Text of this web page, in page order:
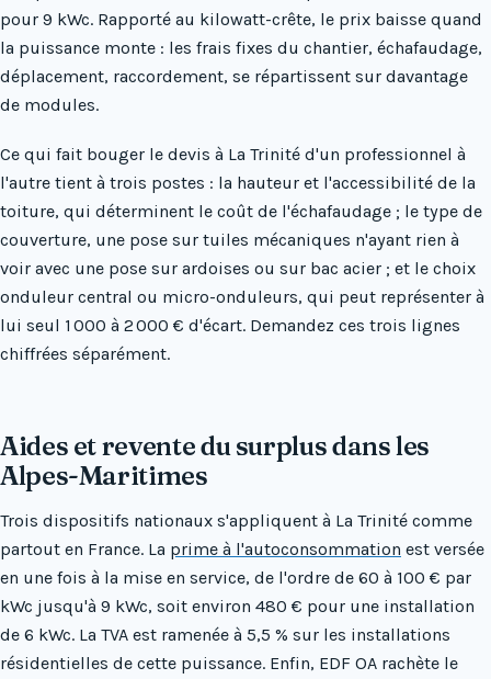
pour 9 kWc. Rapporté au kilowatt-crête, le prix baisse quand
la puissance monte : les frais fixes du chantier, échafaudage,
déplacement, raccordement, se répartissent sur davantage
de modules.
Ce qui fait bouger le devis à La Trinité d'un professionnel à
l'autre tient à trois postes : la hauteur et l'accessibilité de la
toiture, qui déterminent le coût de l'échafaudage ; le type de
couverture, une pose sur tuiles mécaniques n'ayant rien à
voir avec une pose sur ardoises ou sur bac acier ; et le choix
onduleur central ou micro-onduleurs, qui peut représenter à
lui seul 1 000 à 2 000 € d'écart. Demandez ces trois lignes
chiffrées séparément.
Aides et revente du surplus dans les
Alpes-Maritimes
Trois dispositifs nationaux s'appliquent à La Trinité comme
partout en France. La prime à l'autoconsommation est versée
en une fois à la mise en service, de l'ordre de 60 à 100 € par
kWc jusqu'à 9 kWc, soit environ 480 € pour une installation
de 6 kWc. La TVA est ramenée à 5,5 % sur les installations
résidentielles de cette puissance. Enfin, EDF OA rachète le